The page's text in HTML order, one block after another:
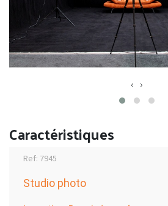
‹ ›
Caractéristiques
Ref: 7945
Studio photo